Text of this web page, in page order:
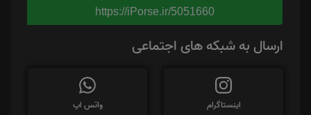
https://iPorse.ir/5051660
ارسال به شبکه های اجتماعی
اینستاگرام واتس اپ